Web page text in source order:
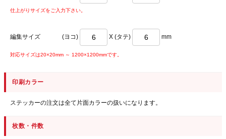
仕上がりサイズをご入力下さい。
編集サイズ (ヨコ) X (タテ) mm
対応サイズは20×20mm ～ 1200×1200mmです。
印刷カラー
ステッカーの注文は全て片面カラーの扱いになります。
枚数・件数